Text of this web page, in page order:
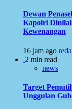
Dewan
Kapolri Dinilai
Kewenangan
16 jam ago
2 min read
news
Target
Unggulan